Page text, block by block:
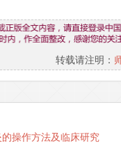
转载请注明：
操作方法及临床研究